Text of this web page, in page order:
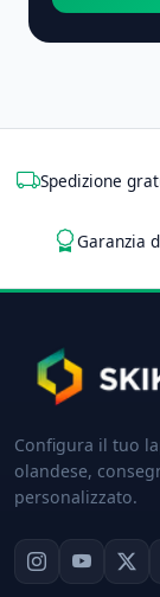
Spedizione
Garanzia
Configura il tuo
olandese,
personalizzato.